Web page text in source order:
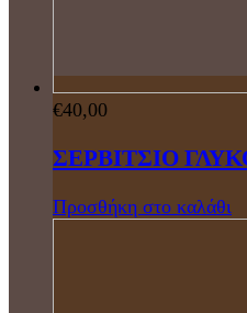
€40,00
ΣΕΡΒΙΤΣΙΟ
Προσθήκη στο καλάθι